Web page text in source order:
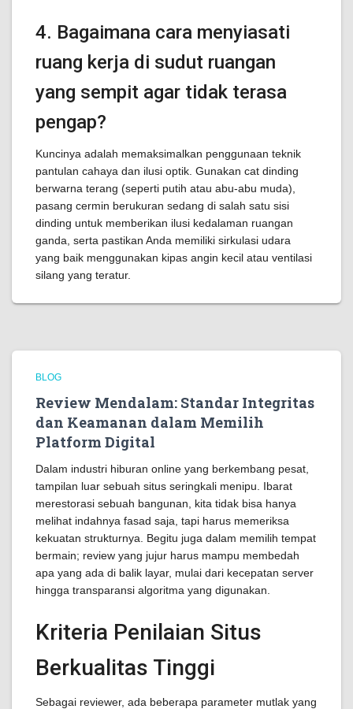
4. Bagaimana cara menyiasati
ruang kerja di sudut ruangan
yang sempit agar tidak terasa
pengap?
Kuncinya adalah memaksimalkan penggunaan teknik
pantulan cahaya dan ilusi optik. Gunakan cat dinding
berwarna terang (seperti putih atau abu-abu muda),
pasang cermin berukuran sedang di salah satu sisi
dinding untuk memberikan ilusi kedalaman ruangan
ganda, serta pastikan Anda memiliki sirkulasi udara
yang baik menggunakan kipas angin kecil atau ventilasi
silang yang teratur.
BLOG
Review Mendalam: Standar Integritas
dan Keamanan dalam Memilih
Platform Digital
Dalam industri hiburan online yang berkembang pesat,
tampilan luar sebuah situs seringkali menipu. Ibarat
merestorasi sebuah bangunan, kita tidak bisa hanya
melihat indahnya fasad saja, tapi harus memeriksa
kekuatan strukturnya. Begitu juga dalam memilih tempat
bermain; review yang jujur harus mampu membedah
apa yang ada di balik layar, mulai dari kecepatan server
hingga transparansi algoritma yang digunakan.
Kriteria Penilaian Situs
Berkualitas Tinggi
Sebagai reviewer, ada beberapa parameter mutlak yang